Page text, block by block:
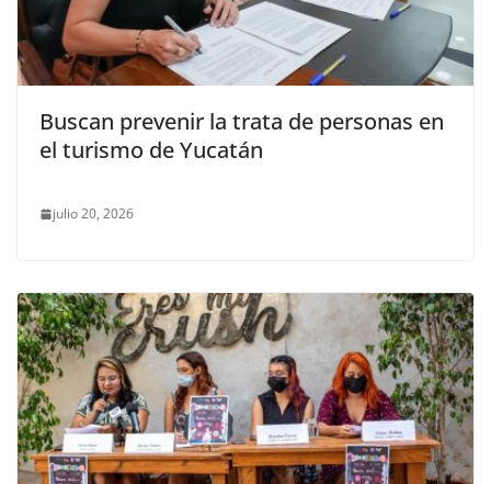
Buscan prevenir la trata de personas en
el turismo de Yucatán
julio 20, 2026